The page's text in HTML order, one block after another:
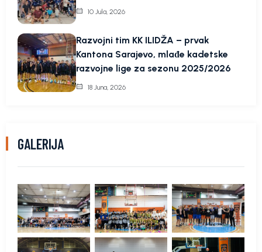
10 Jula, 2026
Razvojni tim KK ILIDŽA – prvak
Kantona Sarajevo, mlađe kadetske
razvojne lige za sezonu 2025/2026
18 Juna, 2026
GALERIJA